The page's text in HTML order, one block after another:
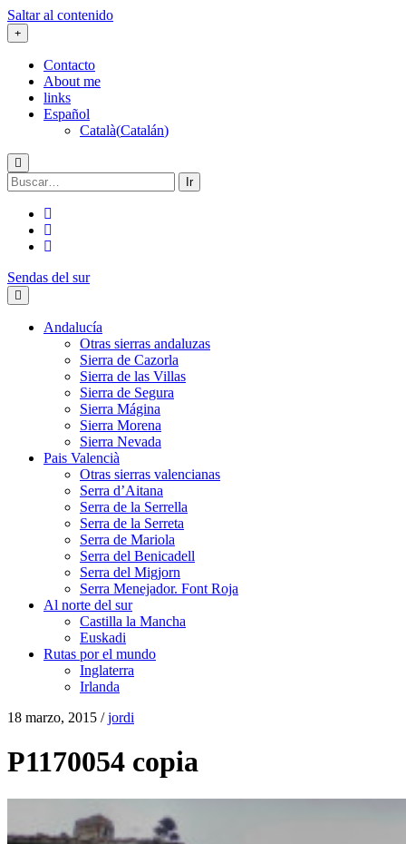
Saltar al contenido
Contacto
About me
links
Español
Català(Catalán)
Buscar:
Sendas del sur
Andalucía
Otras sierras andaluzas
Sierra de Cazorla
Sierra de las Villas
Sierra de Segura
Sierra Mágina
Sierra Morena
Sierra Nevada
Pais Valencià
Otras sierras valencianas
Serra d’Aitana
Serra de la Serrella
Serra de la Serreta
Serra de Mariola
Serra del Benicadell
Serra del Migjorn
Serra Menejador. Font Roja
Al norte del sur
Castilla la Mancha
Euskadi
Rutas por el mundo
Inglaterra
Irlanda
18 marzo, 2015 /jordi
P1170054 copia